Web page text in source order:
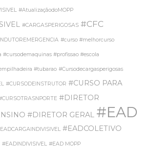
#AtualizaçãodoMOPP
#CARGASPERIGOSAS #CFC
#curso #melhorcurso
#profissao #escola
#tubarao #Cursodecargasperigosas
#CURSODEINSTRUTOR #CURSO PARA
#DIRETOR
#DIRETOR GERAL #EAD
#EADCOLETIVO
#EADINDIVISIVEL #EAD MOPP